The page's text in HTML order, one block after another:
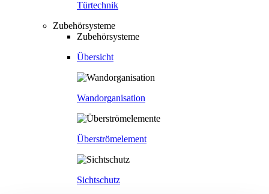
Türtechnik
Zubehörsysteme
Zubehörsysteme
Übersicht
Wandorganisation
Überströmelement
Sichtschutz